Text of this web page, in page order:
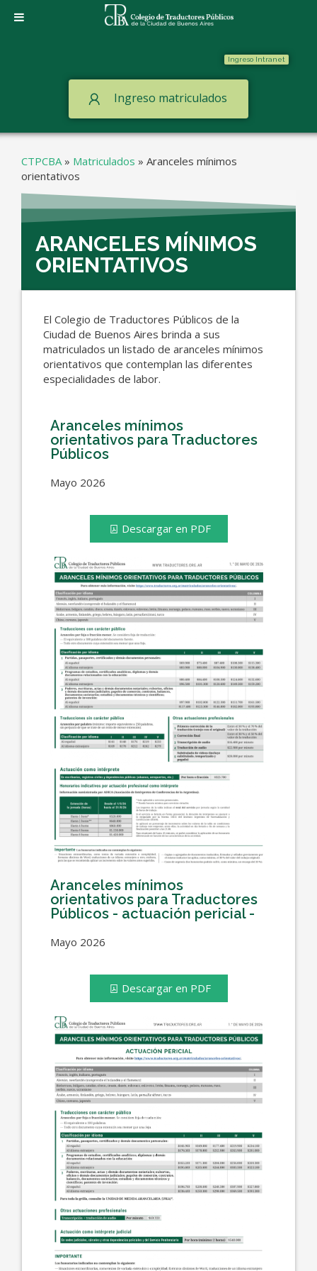
Ingreso Intranet
Ingreso matriculados
CTPCBA» Matriculados » Aranceles mínimos
orientativos
ARANCELES MÍNIMOS
ORIENTATIVOS
El Colegio de Traductores Públicos de la
Ciudad de Buenos Aires brinda a sus
matriculados un listado de aranceles mínimos
orientativos que contemplan las diferentes
especialidades de labor.
Aranceles mínimos
orientativos para Traductores
Públicos
Mayo 2026
Descargar en PDF
Aranceles mínimos
orientativos para Traductores
Públicos - actuación pericial -
Mayo 2026
Descargar en PDF